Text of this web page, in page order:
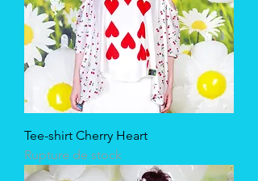
Tee-shirt Cherry Heart
Rupture de stock